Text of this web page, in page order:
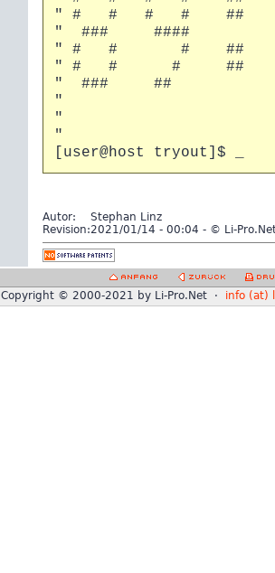
" # # # #
" ###
" # # #
" # #
" ###
"
"
"
[user@host tryout]$ _
Autor:
Stephan Linz
Revision: 2021/01/14 - 00:04 - © Li-
Copyright © 2000-2021 by Li-Pro.Net · info (at)